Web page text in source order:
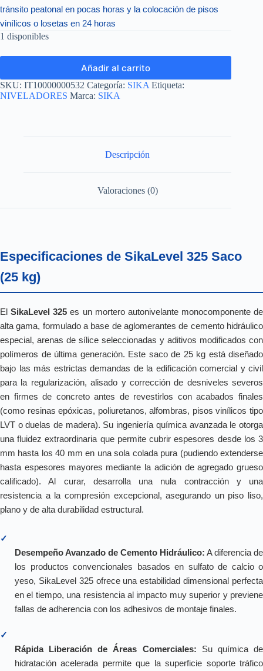
tránsito peatonal en pocas horas y la colocación de pisos
vinílicos o losetas en 24 horas
1 disponibles
Añadir al carrito
SKU: IT10000000532 Categoría: SIKA Etiqueta:
NIVELADORES Marca: SIKA
Descripción
Valoraciones (0)
Especificaciones de SikaLevel 325 Saco
(25 kg)
ElSikaLevel 325 es un mortero autonivelante monocomponente de
alta gama, formulado a base de aglomerantes de cemento hidráulico
especial, arenas de sílice seleccionadas y aditivos modificados con
polímeros de última generación. Este saco de 25 kg está diseñado
bajo las más estrictas demandas de la edificación comercial y civil
para la regularización, alisado y corrección de desniveles severos
en firmes de concreto antes de revestirlos con acabados finales
(como resinas epóxicas, poliuretanos, alfombras, pisos vinílicos tipo
LVT o duelas de madera). Su ingeniería química avanzada le otorga
una fluidez extraordinaria que permite cubrir espesores desde los 3
mm hasta los 40 mm en una sola colada pura (pudiendo extenderse
hasta espesores mayores mediante la adición de agregado grueso
calificado). Al curar, desarrolla una nula contracción y una
resistencia a la compresión excepcional, asegurando un piso liso,
plano y de alta durabilidad estructural.
✓
Desempeño Avanzado de Cemento Hidráulico: A diferencia de
los productos convencionales basados en sulfato de calcio o
yeso, SikaLevel 325 ofrece una estabilidad dimensional perfecta
en el tiempo, una resistencia al impacto muy superior y previene
fallas de adherencia con los adhesivos de montaje finales.
✓
Rápida Liberación de Áreas Comerciales: Su química de
hidratación acelerada permite que la superficie soporte tráfico